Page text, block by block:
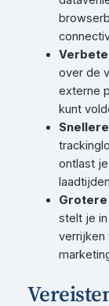
over de
externe
kunt
ontlast
stelt je
verrijken